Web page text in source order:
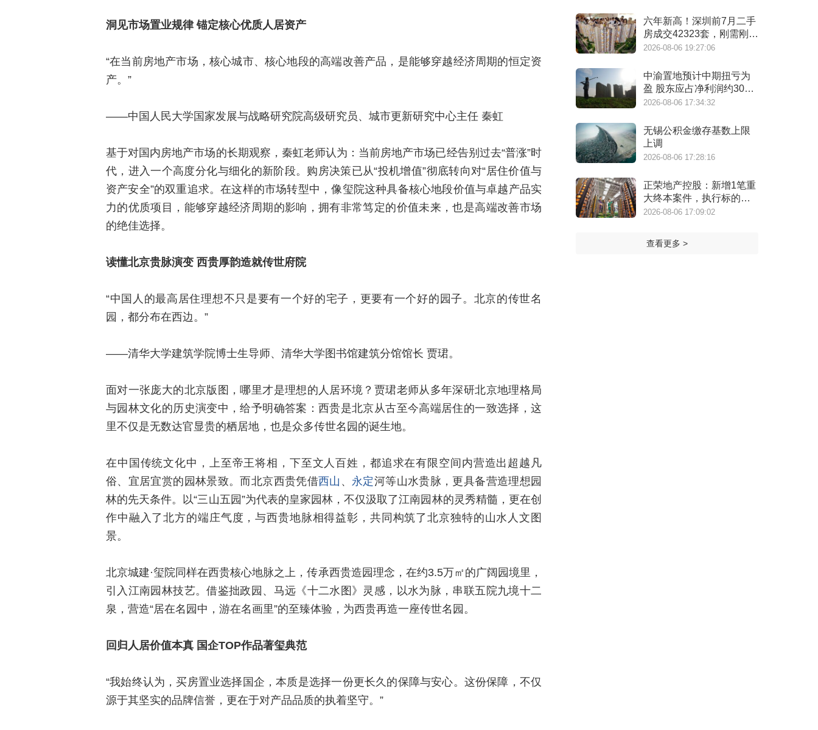
洞见市场置业规律 锚定核心优质人居资产
“在当前房地产市场，核心城市、核心地段的高端改善产品，是能够穿越经济周期的恒定资
产。”
——中国人民大学国家发展与战略研究院高级研究员、城市更新研究中心主任 秦虹
基于对国内房地产市场的长期观察，秦虹老师认为：当前房地产市场已经告别过去“普涨”时
代，进入一个高度分化与细化的新阶段。购房决策已从“投机增值”彻底转向对“居住价值与
资产安全”的双重追求。在这样的市场转型中，像玺院这种具备核心地段价值与卓越产品实
力的优质项目，能够穿越经济周期的影响，拥有非常笃定的价值未来，也是高端改善市场
的绝佳选择。
读懂北京贵脉演变 西贵厚韵造就传世府院
“中国人的最高居住理想不只是要有一个好的宅子，更要有一个好的园子。北京的传世名
园，都分布在西边。”
——清华大学建筑学院博士生导师、清华大学图书馆建筑分馆馆长 贾珺。
面对一张庞大的北京版图，哪里才是理想的人居环境？贾珺老师从多年深研北京地理格局
与园林文化的历史演变中，给予明确答案：西贵是北京从古至今高端居住的一致选择，这
里不仅是无数达官显贵的栖居地，也是众多传世名园的诞生地。
在中国传统文化中，上至帝王将相，下至文人百姓，都追求在有限空间内营造出超越凡
俗、宜居宜赏的园林景致。而北京西贵凭借西山 、 永定河等山水贵脉，更具备营造理想园
林的先天条件。以“三山五园”为代表的皇家园林，不仅汲取了江南园林的灵秀精髓，更在创
作中融入了北方的端庄气度，与西贵地脉相得益彰，共同构筑了北京独特的山水人文图
景。
北京城建·玺院同样在西贵核心地脉之上，传承西贵造园理念，在约3.5万㎡的广阔园境里，
引入江南园林技艺。借鉴拙政园、马远《十二水图》灵感，以水为脉，串联五院九境十二
泉，营造“居在名园中，游在名画里”的至臻体验，为西贵再造一座传世名园。
回归人居价值本真 国企TOP作品著玺典范
“我始终认为，买房置业选择国企，本质是选择一份更长久的保障与安心。这份保障，不仅
源于其坚实的品牌信誉，更在于对产品品质的执着坚守。”
六年新高！深圳前7月二手
房成交42323套，刚需刚改
撑起"量的回归"
2026-08-06 19:27:06
中渝置地预计中期扭亏为
盈 股东应占净利润约3000
万港元
2026-08-06 17:34:32
无锡公积金缴存基数上限
上调
2026-08-06 17:28:16
正荣地产控股：新增1笔重
大终本案件，执行标的金
额为4.73亿元
2026-08-06 17:09:02
查看更多 >